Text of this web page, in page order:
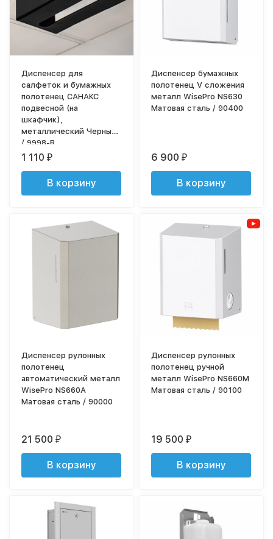
Диспенсер для
салфеток и бумажных
полотенец САНАКС
подвесной (на
шкафчик),
металлический Черный
/ 9998-B
1 110₽
В корзину
Диспенсер бумажных
полотенец V сложения
металл WisePro NS630
Матовая сталь / 90400
6 900₽
В корзину
Диспенсер рулонных
полотенец
автоматический металл
WisePro NS660A
Матовая сталь / 90000
21 500₽
В корзину
Диспенсер рулонных
полотенец ручной
металл WisePro NS660M
Матовая сталь / 90100
19 500₽
В корзину